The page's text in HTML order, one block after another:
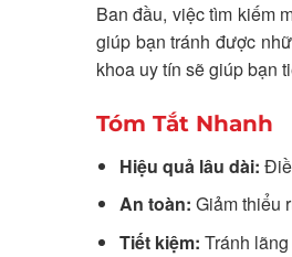
Ban đầu, việc tìm kiếm
giúp bạn tránh được
khoa uy tín sẽ giúp bạn
Tóm Tắt Nhanh
Hiệu quả lâu dài:
An toàn: Giảm thiểu
Tiết kiệm: Tránh